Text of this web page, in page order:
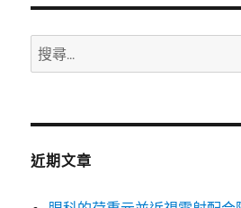
搜
尋
鍵
近期文章